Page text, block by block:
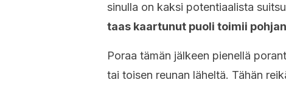
sinulla on kaksi potentiaalista
taas kaartunut puoli toimii
Poraa tämän jälkeen pienellä
tai toisen reunan läheltä. Tähän